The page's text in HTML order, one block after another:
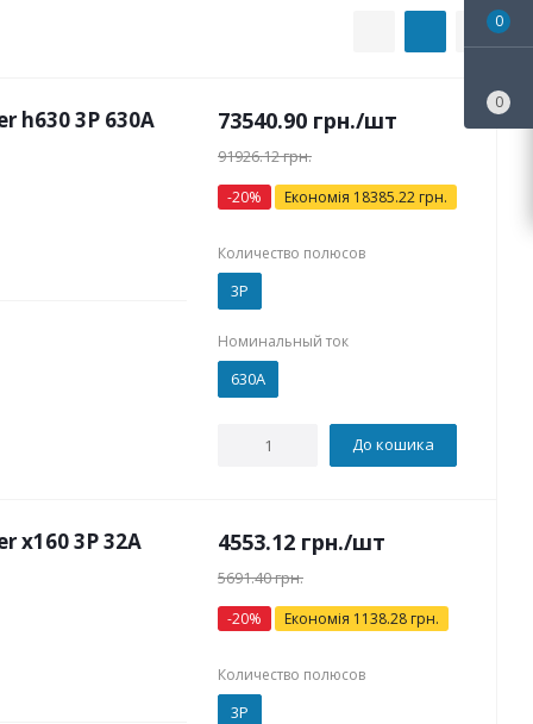
h630 3P 630А 73540.90 грн./шт
91926.12грн.
-20% Економія 18385.22 грн.
Количество полюсов
3P
Номинальный ток
630А
До кошика
x160 3P 32А 4553.12 грн./шт
5691.40грн.
-20% Економія 1138.28 грн.
Количество полюсов
3P
0
0